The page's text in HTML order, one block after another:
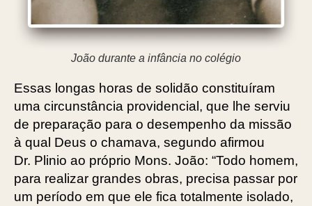
João durante a infância no colégio
Essas longas horas de solidão constituíram
uma circunstância providencial, que lhe serviu
de preparação para o desempenho da missão
à qual Deus o chamava, segundo afirmou
Dr. Plinio ao próprio Mons. João: “Todo homem,
para realizar grandes obras, precisa passar por
um período em que ele fica totalmente isolado,